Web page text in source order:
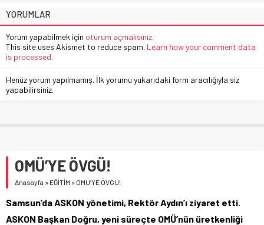
YORUMLAR
Yorum yapabilmek için oturum açmalısınız.
This site uses Akismet to reduce spam. Learn how your comment data
is processed.
Henüz yorum yapılmamış. İlk yorumu yukarıdaki form aracılığıyla siz
yapabilirsiniz.
OMÜ’YE ÖVGÜ!
Anasayfa » EĞİTİM » OMÜ’YE ÖVGÜ!
Samsun’da ASKON yönetimi, Rektör Aydın’ı ziyaret etti.
ASKON Başkan Doğru, yeni süreçte OMÜ’nün üretkenliği